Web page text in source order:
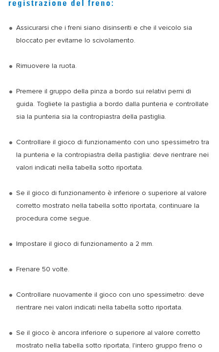
registrazione del freno:
Assicurarsi che i freni siano disinseriti e che il veicolo sia
bloccato per evitarne lo scivolamento.
Rimuovere la ruota.
Premere il gruppo della pinza a bordo sui relativi perni di
guida. Togliete la pastiglia a bordo dalla punteria e controllate
sia la punteria sia la contropiastra della pastiglia.
Controllare il gioco di funzionamento con uno spessimetro tra
la punteria e la contropiastra della pastiglia: deve rientrare nei
valori indicati nella tabella sotto riportata.
Se il gioco di funzionamento è inferiore o superiore al valore
corretto mostrato nella tabella sotto riportata, continuare la
procedura come segue.
Impostare il gioco di funzionamento a 2 mm.
Frenare 50 volte.
Controllare nuovamente il gioco con uno spessimetro: deve
rientrare nei valori indicati nella tabella sotto riportata.
Se il gioco è ancora inferiore o superiore al valore corretto
mostrato nella tabella sotto riportata, l'intero gruppo freno o